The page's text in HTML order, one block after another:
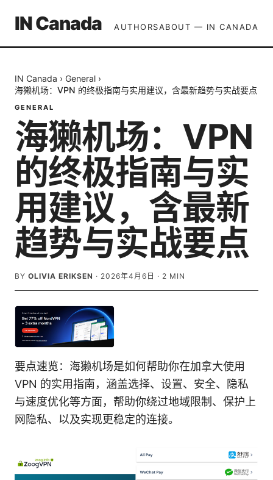
IN Canada AUTHORSABOUT — IN CANADA
IN Canada › General ›
海獭机场：VPN 的终极指南与实用建议，含最新趋势与实战要点
GENERAL
海獭机场：VPN
的终极指南与实
用建议，含最新
趋势与实战要点
BY OLIVIA ERIKSEN · 2026年4月6日 · 2 MIN
要点速览：海獭机场是如何帮助你在加拿大使用
VPN 的实用指南，涵盖选择、设置、安全、隐私
与速度优化等方面，帮助你绕过地域限制、保护上
网隐私、以及实现更稳定的连接。